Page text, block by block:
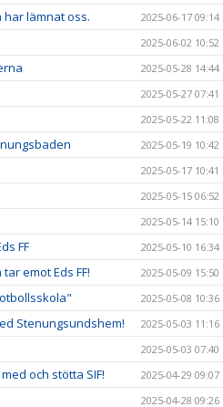
har lämnat oss. 2025-06-17 09:14
2025-06-02 10:52
2025-05-28 14:44
2025-05-27 07:41
2025-05-22 11:08
2025-05-19 10:42
2025-05-17 10:41
2025-05-15 06:52
2025-05-14 15:10
FF 2025-05-10 16:34
emot Eds FF! 2025-05-09 15:50
2025-05-08 10:36
Stenungsundshem! 2025-05-03 11:16
2025-05-03 07:40
och stötta SIF! 2025-04-29 09:07
2025-04-28 09:26